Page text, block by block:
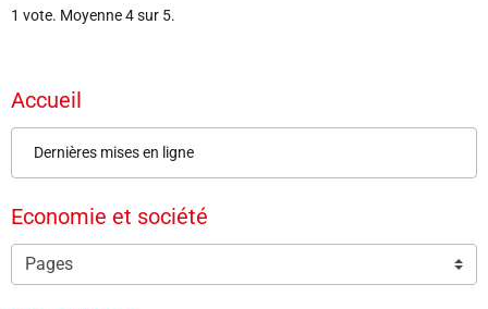
1 vote. Moyenne4sur 5.
Accueil
Dernières mises en ligne
Economie et société